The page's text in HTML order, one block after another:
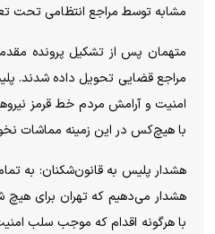
مشابه توسط مراجع انتظامی تحت
متهمان پس از تشکیل پرونده
مراجع قضایی تحویل داده شدند.
امنیت و آرامش مردم خط قرمز
با هیچ‌کس در این زمینه مماشات
هشدار پلیس به قانون‌شکنان: به
هشدار می‌دهیم که تهران برای هیچ
با هرگونه اقدام که موجب سلب